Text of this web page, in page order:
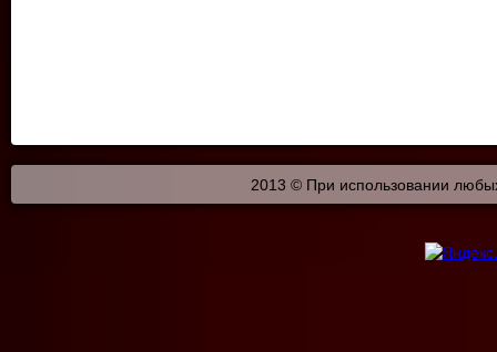
2013 © При использовании